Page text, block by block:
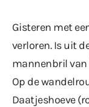
Gisteren met
verloren. Is uit
mannenbril van
Op de
Daatjeshoeve